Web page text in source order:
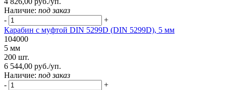
Наличие: под заказ
-
+
Карабин с муфтой DIN 5299D (DIN 5299D), 5 мм
104000
5 мм
200 шт.
6 544,00 руб./уп.
Наличие: под заказ
-
+